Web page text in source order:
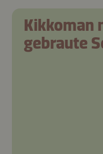
Kikkoman
gebraute